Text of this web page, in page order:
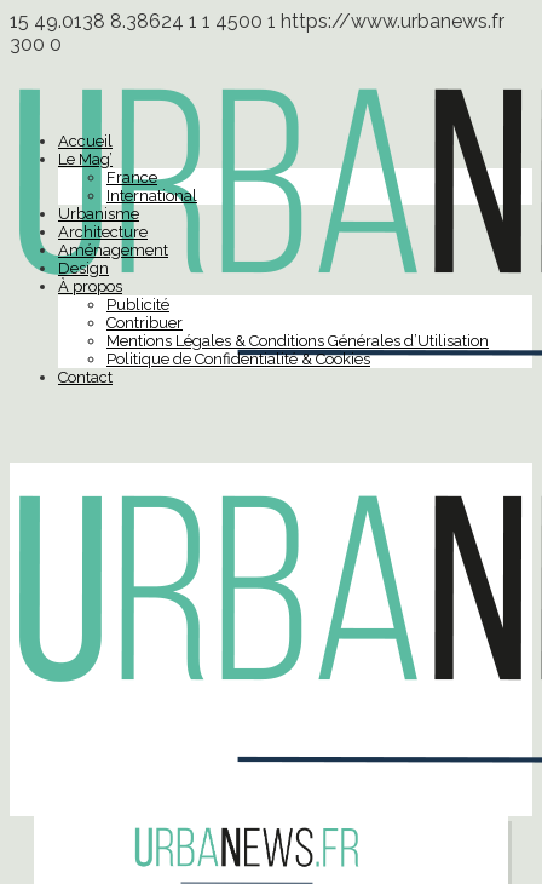
15 49.0138 8.38624 1 1 4500 1 https://www.urbanews.fr
300 0
Accueil
Le Mag’
France
International
Urbanisme
Architecture
Aménagement
Design
À propos
Publicité
Contribuer
Mentions Légales & Conditions Générales d’Utilisation
Politique de Confidentialité & Cookies
Contact